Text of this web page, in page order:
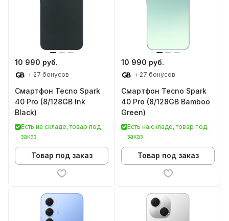
10 990 руб.
+ 27 бонусов
Смартфон Tecno Spark
40 Pro (8/128GB Ink
Black)
Есть на складе, товар под
заказ
Товар под заказ
10 990 руб.
+ 27 бонусов
Смартфон Tecno Spark
40 Pro (8/128GB Bamboo
Green)
Есть на складе, товар под
заказ
Товар под заказ